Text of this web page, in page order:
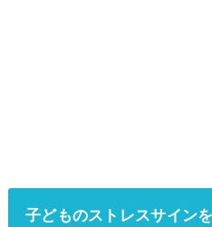
子どものストレスサイン